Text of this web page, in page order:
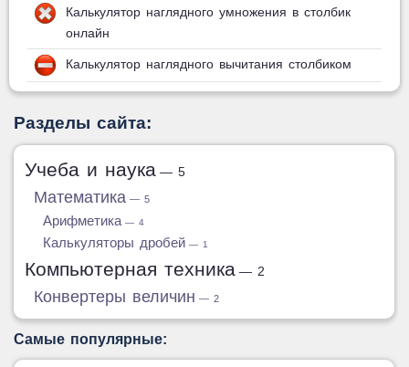
Калькулятор наглядного умножения в столбик
онлайн
Калькулятор наглядного вычитания столбиком
Разделы сайта:
Учеба и наука — 5
Математика — 5
Арифметика — 4
Калькуляторы дробей — 1
Компьютерная техника — 2
Конвертеры величин — 2
Самые популярные: